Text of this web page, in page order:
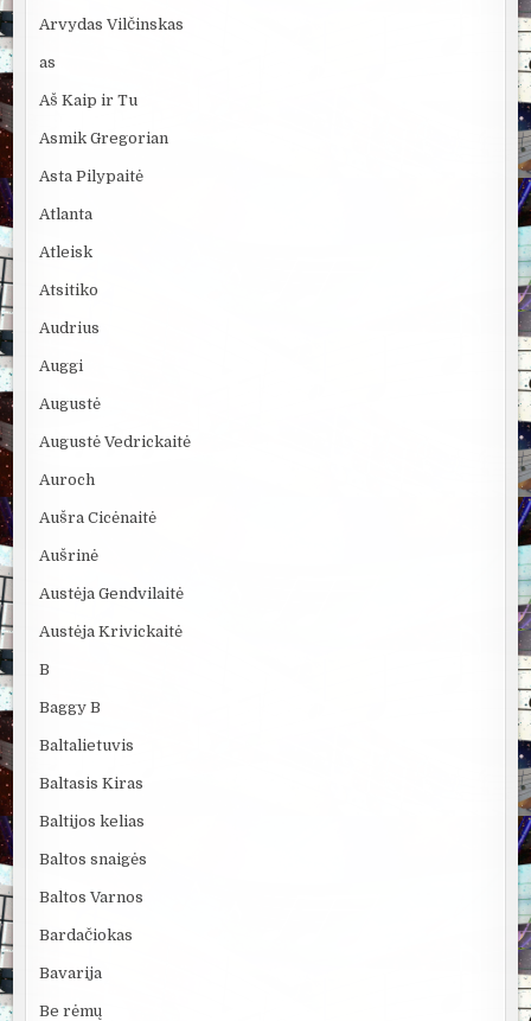
Arvydas Vilčinskas
as
Aš Kaip ir Tu
Asmik Gregorian
Asta Pilypaitė
Atlanta
Atleisk
Atsitiko
Audrius
Auggi
Augustė
Augustė Vedrickaitė
Auroch
Aušra Cicėnaitė
Aušrinė
Austėja Gendvilaitė
Austėja Krivickaitė
B
Baggy B
Baltalietuvis
Baltasis Kiras
Baltijos kelias
Baltos snaigės
Baltos Varnos
Bardačiokas
Bavarija
Be rėmų